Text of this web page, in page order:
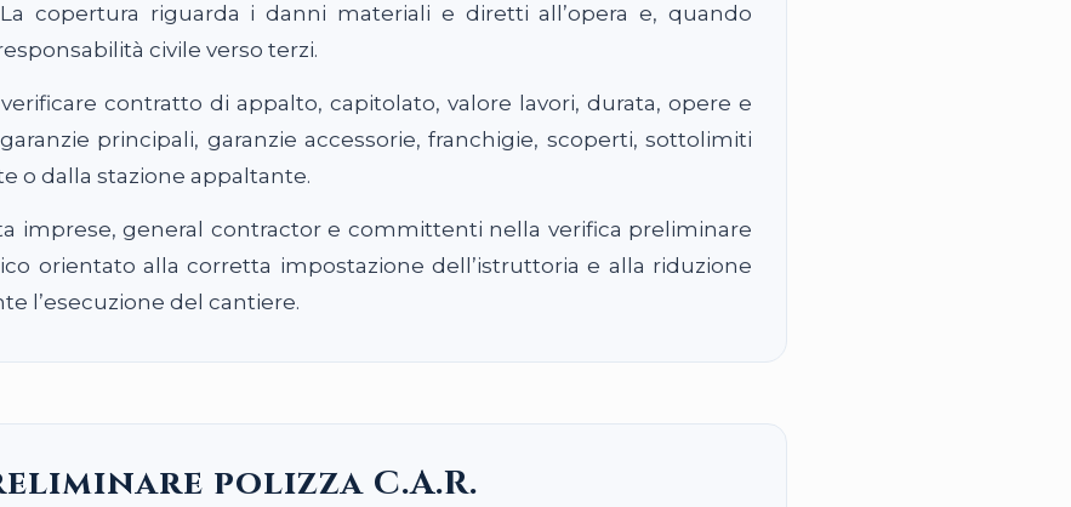
copertura riguarda i danni materiali e diretti all’opera e, quando
civile verso terzi.
contratto di appalto, capitolato, valore lavori, durata, opere e
principali, garanzie accessorie, franchigie, scoperti, sottolimiti
o dalla stazione appaltante.
imprese, general contractor e committenti nella verifica preliminare
orientato alla corretta impostazione dell’istruttoria e alla riduzione
l’esecuzione del cantiere.
polizza C.A.R.